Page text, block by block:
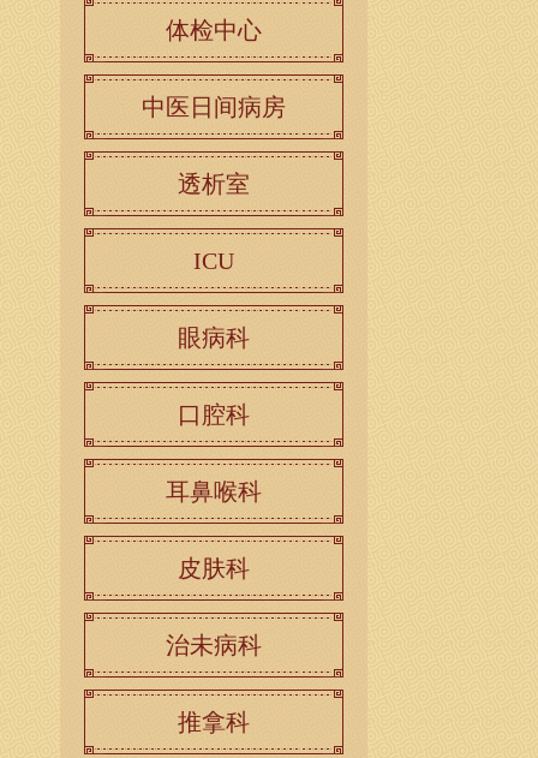
体检中心
中医日间病房
透析室
ICU
眼病科
口腔科
耳鼻喉科
皮肤科
治未病科
推拿科